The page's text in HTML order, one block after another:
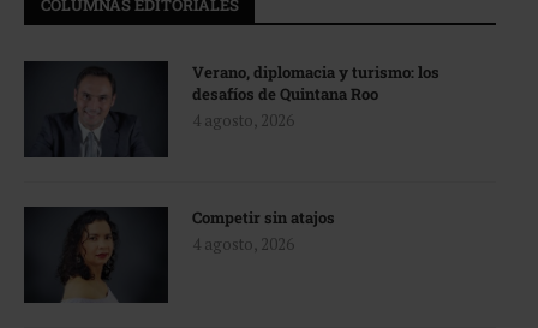
COLUMNAS EDITORIALES
Verano, diplomacia y turismo: los
desafíos de Quintana Roo
4 agosto, 2026
Competir sin atajos
4 agosto, 2026